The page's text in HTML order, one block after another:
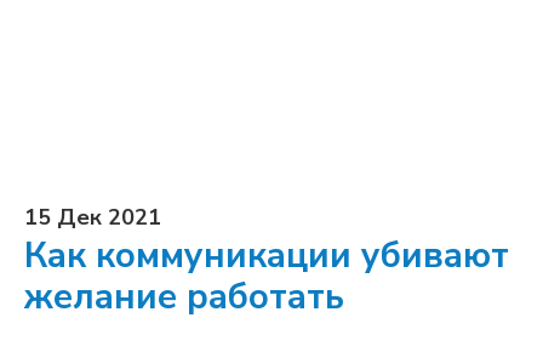
15 Дек 2021
Как коммуникации убивают
желание работать